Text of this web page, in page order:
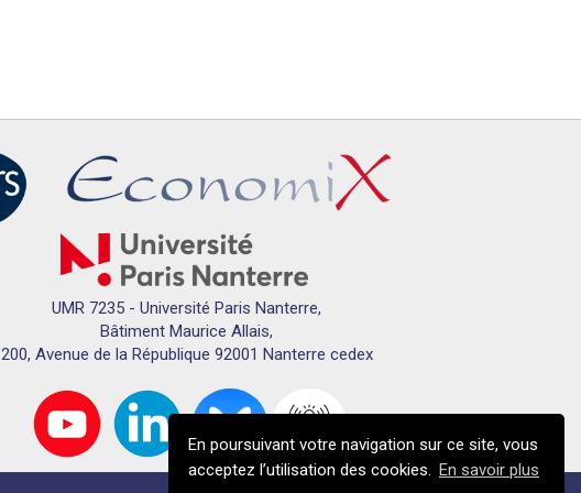
En poursuivant votre navigation sur ce site, vous
acceptez l’utilisation des cookies. En savoir plus
UMR 7235 - Université Paris Nanterre,
Bâtiment Maurice Allais,
200, Avenue de la République 92001 Nanterre cedex